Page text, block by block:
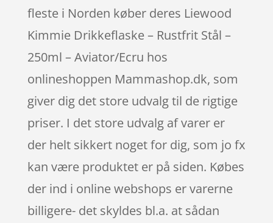
fleste i Norden køber deres Liewood
Kimmie Drikkeflaske – Rustfrit Stål –
250ml – Aviator/Ecru hos
onlineshoppen Mammashop.dk, som
giver dig det store udvalg til de rigtige
priser. I det store udvalg af varer er
der helt sikkert noget for dig, som jo fx
kan være produktet er på siden. Købes
der ind i online webshops er varerne
billigere- det skyldes bl.a. at sådan